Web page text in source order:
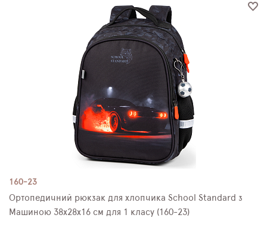
160-23
Ортопедичний рюкзак для хлопчика School Standard з
Машиною 38х28х16 см для 1 класу (160-23)